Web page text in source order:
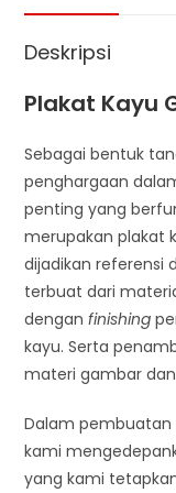
Deskripsi
Plakat Kayu
Sebagai bentuk
penghargaan
penting yang
merupakan plakat
dijadikan referensi
terbuat dari
denganfinishing
kayu. Serta
materi gambar
Dalam pembuatan
kami
yang kami